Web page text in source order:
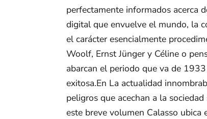
perfectamente informados acerca
digital que envuelve el mundo, la
el carácter esencialmente
Woolf, Ernst Jünger y Céline o
abarcan el periodo que va de
exitosa.En La actualidad
peligros que acechan a la
este breve volumen Calasso